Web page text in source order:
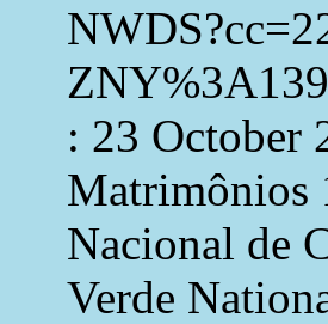
: 23 October
Matrimônios
Nacional de
Verde